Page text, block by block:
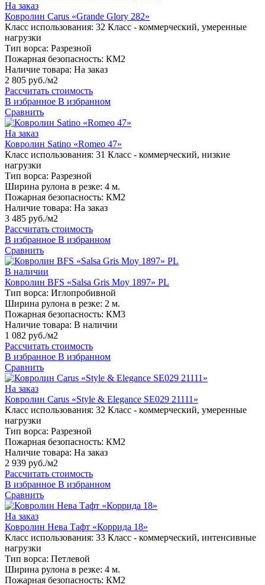
На заказ
Ковролин Carus «Grande Glory 282»
Класс использования: 32 Класс - коммерческий, умеренные
нагрузки
Тип ворса: Разрезной
Пожарная безопасность: КМ2
Наличие товара: На заказ
2 805 руб./м2
Рассчитать стоимость
В избранное В избранном
Сравнить
На заказ
Ковролин Satino «Romeo 47»
Класс использования: 31 Класс - коммерческий, низкие
нагрузки
Тип ворса: Разрезной
Ширина рулона в резке: 4 м.
Пожарная безопасность: КМ2
Наличие товара: На заказ
3 485 руб./м2
Рассчитать стоимость
В избранное В избранном
Сравнить
В наличии
Ковролин BFS «Salsa Gris Moy 1897» PL
Тип ворса: Иглопробивной
Ширина рулона в резке: 2 м.
Пожарная безопасность: КМ3
Наличие товара: В наличии
1 082 руб./м2
Рассчитать стоимость
В избранное В избранном
Сравнить
На заказ
Ковролин Carus «Style & Elegance SE029 21111»
Класс использования: 32 Класс - коммерческий, умеренные
нагрузки
Тип ворса: Разрезной
Пожарная безопасность: КМ2
Наличие товара: На заказ
2 939 руб./м2
Рассчитать стоимость
В избранное В избранном
Сравнить
На заказ
Ковролин Нева Тафт «Коррида 18»
Класс использования: 33 Класс - коммерческий, интенсивные
нагрузки
Тип ворса: Петлевой
Ширина рулона в резке: 4 м.
Пожарная безопасность: КМ2